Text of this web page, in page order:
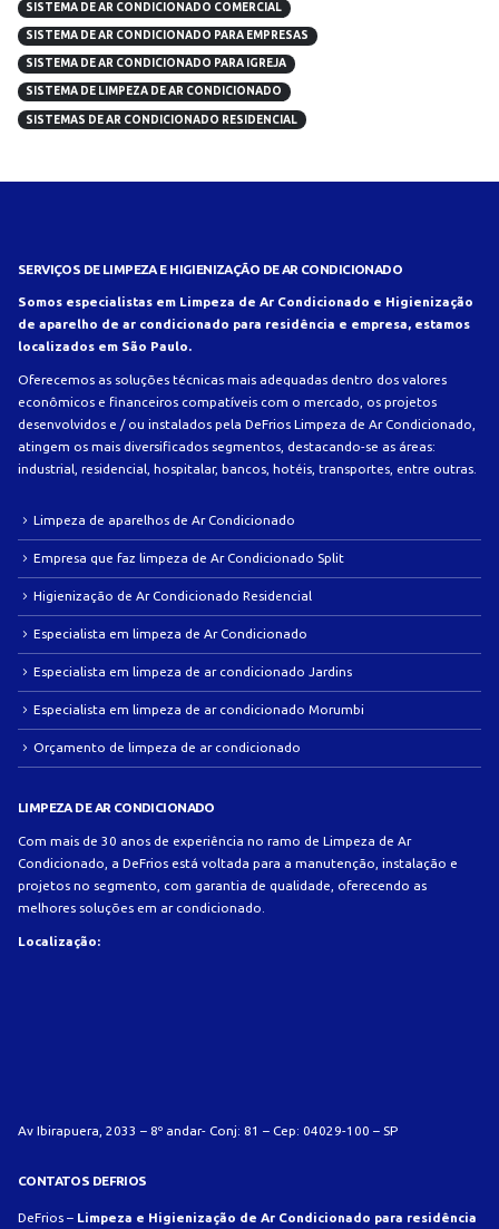
SISTEMA DE AR CONDICIONADO COMERCIAL
SISTEMA DE AR CONDICIONADO PARA EMPRESAS
SISTEMA DE AR CONDICIONADO PARA IGREJA
SISTEMA DE LIMPEZA DE AR CONDICIONADO
SISTEMAS DE AR CONDICIONADO RESIDENCIAL
SERVIÇOS DE LIMPEZA E HIGIENIZAÇÃO DE AR CONDICIONADO
Somos especialistas em Limpeza de Ar Condicionado e Higienização
de aparelho de ar condicionado para residência e empresa, estamos
localizados em São Paulo.
Oferecemos as soluções técnicas mais adequadas dentro dos valores
econômicos e financeiros compatíveis com o mercado, os projetos
desenvolvidos e / ou instalados pela DeFrios Limpeza de Ar Condicionado,
atingem os mais diversificados segmentos, destacando-se as áreas:
industrial, residencial, hospitalar, bancos, hotéis, transportes, entre outras.
Limpeza de aparelhos de Ar Condicionado
Empresa que faz limpeza de Ar Condicionado Split
Higienização de Ar Condicionado Residencial
Especialista em limpeza de Ar Condicionado
Especialista em limpeza de ar condicionado Jardins
Especialista em limpeza de ar condicionado Morumbi
Orçamento de limpeza de ar condicionado
LIMPEZA DE AR CONDICIONADO
Com mais de 30 anos de experiência no ramo de Limpeza de Ar
Condicionado, a DeFrios está voltada para a manutenção, instalação e
projetos no segmento, com garantia de qualidade, oferecendo as
melhores soluções em ar condicionado.
Localização:
Av Ibirapuera, 2033 – 8º andar- Conj: 81 – Cep: 04029-100 – SP
CONTATOS DEFRIOS
DeFrios – Limpeza e Higienização de Ar Condicionado para residência